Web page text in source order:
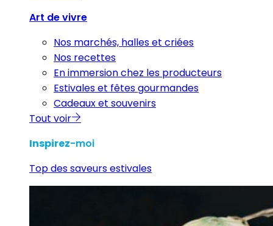
Art de vivre
Nos marchés, halles et criées
Nos recettes
En immersion chez les producteurs
Estivales et fêtes gourmandes
Cadeaux et souvenirs
Tout voir
Inspirez-moi
Top des saveurs estivales